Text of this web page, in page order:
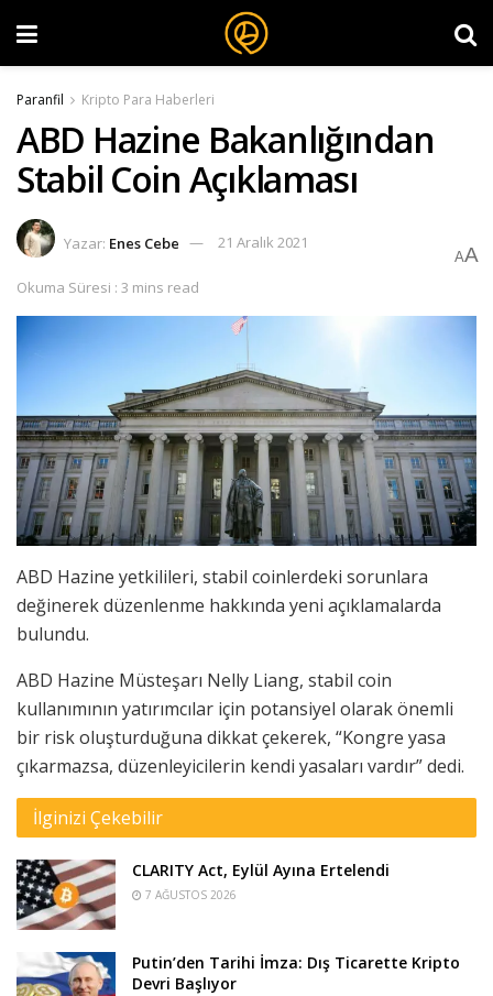
Paranfil Kripto Para Haberleri
ABD Hazine Bakanlığından
Stabil Coin Açıklaması
Yazar: Enes Cebe 21 Aralık 2021
Okuma Süresi : 3 mins read
AA
ABD Hazine yetkilileri, stabil coinlerdeki sorunlara
değinerek düzenlenme hakkında yeni açıklamalarda
bulundu.
ABD Hazine Müsteşarı Nelly Liang, stabil coin
kullanımının yatırımcılar için potansiyel olarak önemli
bir risk oluşturduğuna dikkat çekerek, “Kongre yasa
çıkarmazsa, düzenleyicilerin kendi yasaları vardır” dedi.
İlginizi Çekebilir
CLARITY Act, Eylül Ayına Ertelendi
7 AĞUSTOS 2026
Putin’den Tarihi İmza: Dış Ticarette Kripto
Devri Başlıyor